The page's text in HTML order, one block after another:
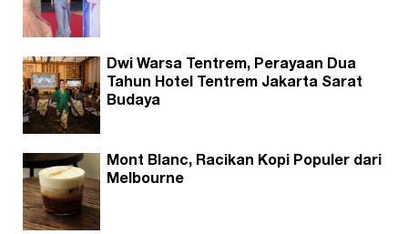
Dwi Warsa Tentrem, Perayaan Dua
Tahun Hotel Tentrem Jakarta Sarat
Budaya
Mont Blanc, Racikan Kopi Populer dari
Melbourne